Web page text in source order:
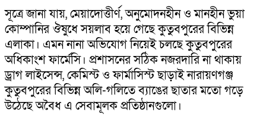
সূত্রে জানা যায়, মেয়াদোত্তীর্ণ, অনুমোদনহীন ও মানহীন ভুয়া
কোম্পানির ঔষুধে সয়লাব হয়ে গেছে কুতুবপুরের বিভিন্ন
এলাকা। এমন নানা অভিযোগ নিয়েই চলছে কুতুবপুরের
অধিকাংশ ফার্মেসি। প্রশাসনের সঠিক নজরদারি না থাকায়
ড্রাগ লাইসেন্স, কেমিস্ট ও ফার্মাসিস্ট ছাড়াই নারায়ণগঞ্জ
কুতুবপুরের বিভিন্ন অলি-গলিতে ব্যাঙের ছাতার মতো গড়ে
উঠেছে অবৈধ এ সেবামূলক প্রতিষ্ঠানগুলো।